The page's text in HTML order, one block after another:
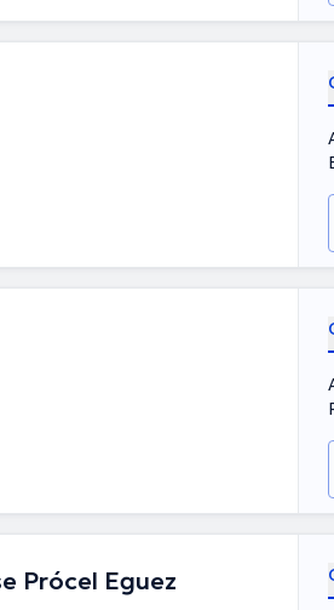
Prócel Eguez